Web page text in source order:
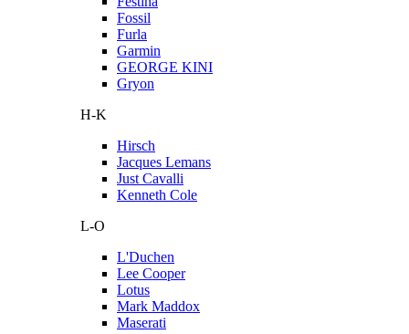
Fossil
Furla
Garmin
GEORGE KINI
Gryon
H-K
Hirsch
Jacques Lemans
Just Cavalli
Kenneth Cole
L-O
L'Duchen
Lee Cooper
Lotus
Mark Maddox
Maserati